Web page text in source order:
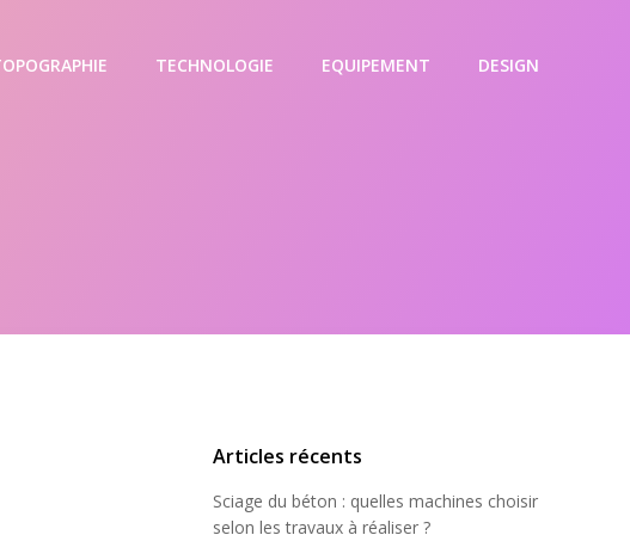
TECHNOLOGIE EQUIPEMENT DESIGN
Articles récents
Sciage du béton : quelles machines choisir
selon les travaux à réaliser ?